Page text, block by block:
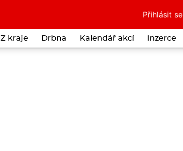
Přihlásit se
Z kraje Drbna Kalendář akcí Inzerce